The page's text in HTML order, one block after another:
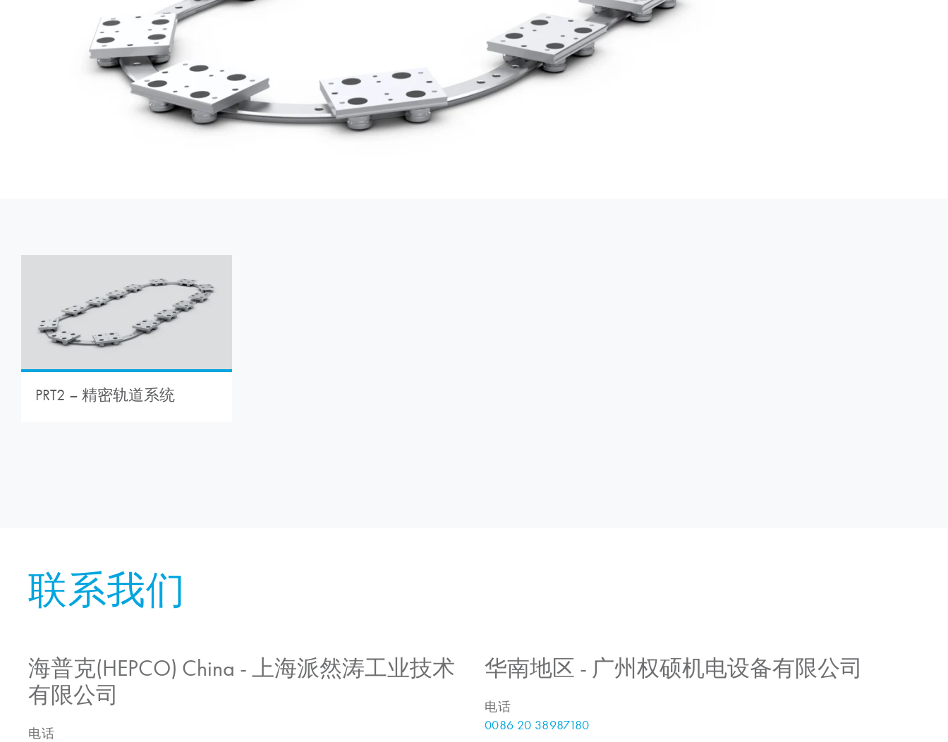
PRT2 – 精密轨道系统
联系我们
海普克(HEPCO) China - 上海派然涛工业技术
有限公司
电话
华南地区 - 广州权硕机电设备有限公司
电话
0086 20 38987180